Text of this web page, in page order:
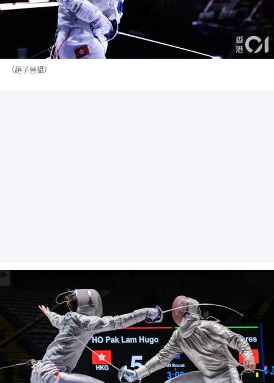
（趙子晉攝）